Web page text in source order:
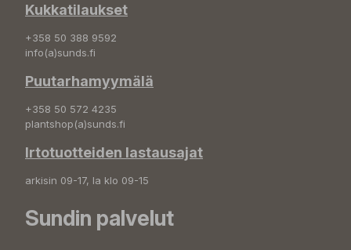
Kukkatilaukset
+358 50 388 9592
info(a)sunds.fi
Puutarhamyymälä
+358 50 572 4235
plantshop(a)sunds.fi
Irtotuotteiden lastausajat
arkisin 09-17, la klo 09-15
Sundin palvelut